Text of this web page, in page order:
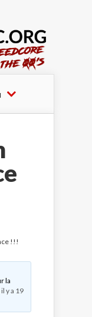
!!!
la
il y a 19